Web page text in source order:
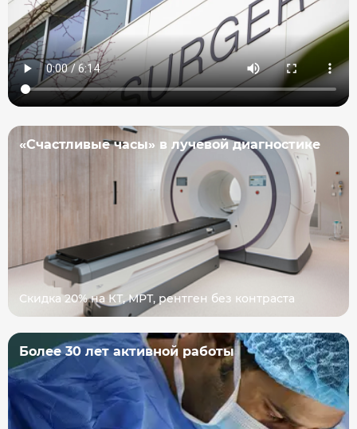
«Счастливые часы» в лучевой диагностике
Скидка 20% на КТ, МРТ, рентген без контраста
Более 30 лет активной работы